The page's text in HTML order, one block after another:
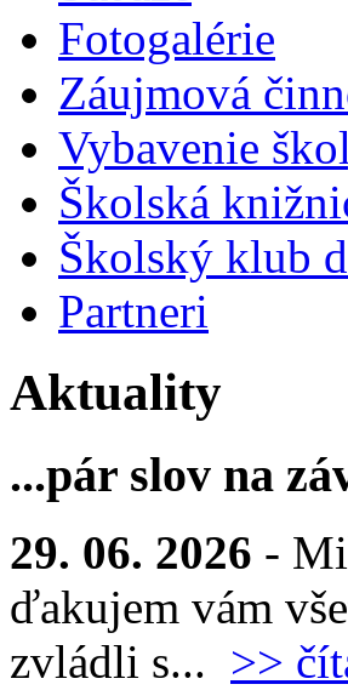
Fotogalérie
Záujmová
Vybavenie
Školská
Školský klub
Partneri
Aktuality
...pár slov na
29. 06. 2026 -
ďakujem vám
zvládli s... >>